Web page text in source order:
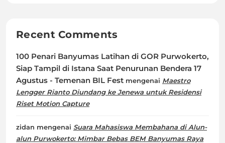
Recent Comments
100 Penari Banyumas Latihan di GOR Purwokerto,
Siap Tampil di Istana Saat Penurunan Bendera 17
Agustus - Temenan BIL Fest mengenai Maestro
Lengger Rianto Diundang ke Jenewa untuk Residensi
Riset Motion Capture
zidan mengenai Suara Mahasiswa Membahana di Alun-
alun Purwokerto: Mimbar Bebas BEM Banyumas Raya